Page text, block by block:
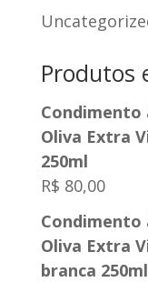
Produtos
Condimento
Oliva Extra
250ml
R$ 80,00
Condimento
Oliva Extra
branca 250ml